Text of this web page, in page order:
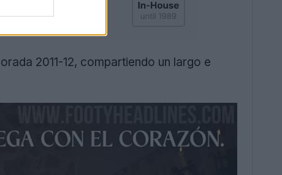
2011-12, compartiendo un largo e